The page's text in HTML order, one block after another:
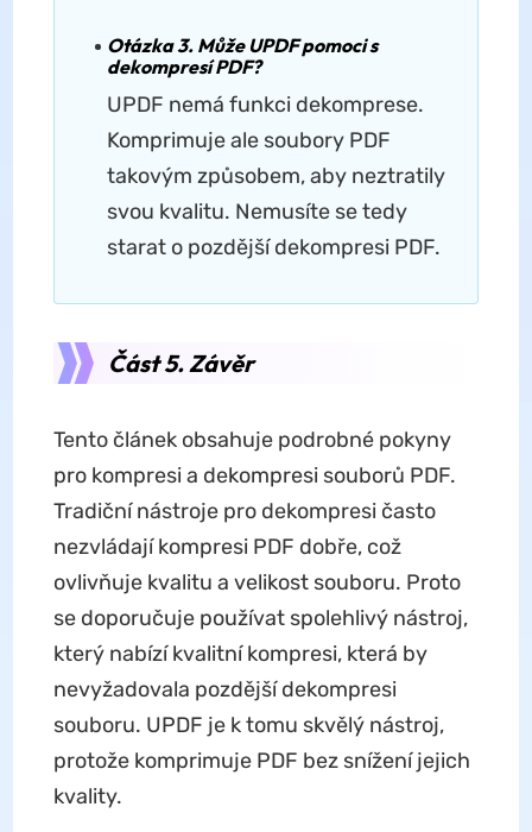
Otázka 3. Může UPDF pomoci s
dekompresí PDF?
UPDF nemá funkci dekomprese.
Komprimuje ale soubory PDF
takovým způsobem, aby neztratily
svou kvalitu. Nemusíte se tedy
starat o pozdější dekompresi PDF.
Část 5. Závěr
Tento článek obsahuje podrobné pokyny
pro kompresi a dekompresi souborů PDF.
Tradiční nástroje pro dekompresi často
nezvládají kompresi PDF dobře, což
ovlivňuje kvalitu a velikost souboru. Proto
se doporučuje používat spolehlivý nástroj,
který nabízí kvalitní kompresi, která by
nevyžadovala pozdější dekompresi
souboru. UPDF je k tomu skvělý nástroj,
protože komprimuje PDF bez snížení jejich
kvality.